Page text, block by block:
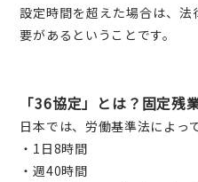
設定時間を超えた場合は、
要があるということです。
「36協定」とは？固定残
日本では、労働基準法によっ
・1日8時間
・週40時間